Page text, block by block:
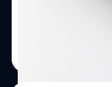
กับสาย USB ของแท่น น
กว่ากันหรืออาจมากกว่าเ
ยืนยันสัญฐานตัวตน หรือ
(PII) ซึ่งแฮกเกอร์มักจะใ
เที่ยว เพื่อรับทราบวันเดิน
กับใคร, พักอยู่ที่ไหน แม้แต่
กำลังจะกลายเป็นมาตรฐ
ด้านไหนก็ได้ แต่คำถามที่
ทำให้สามารถใช้งานได้ทั้
หัวหน้าทีมออกแบบ USB
NPR เรื่องการออกแบบ
งานได้ทั้งสองด้าน? ซึ่ง
USB-A ให้สามารถใช้งาน